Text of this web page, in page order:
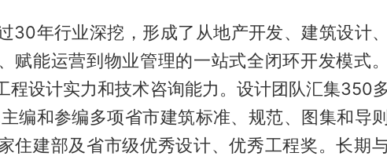
30年行业深挖，形成了从地产开发、建筑设计
赋能运营到物业管理的一站式全闭环开发模式
程设计实力和技术咨询能力。设计团队汇集350
编和参编多项省市建筑标准、规范、图集和导
住建部及省市级优秀设计、优秀工程奖。长期